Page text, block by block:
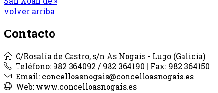
volver arriba
Contacto
C/Rosalía de Castro, s/n As Nogais - Lugo (Galicia)
Teléfono: 982 364092 / 982 364190 | Fax: 982 364150
Email: concelloasnogais@concelloasnogais.es
Web: www.concelloasnogais.es